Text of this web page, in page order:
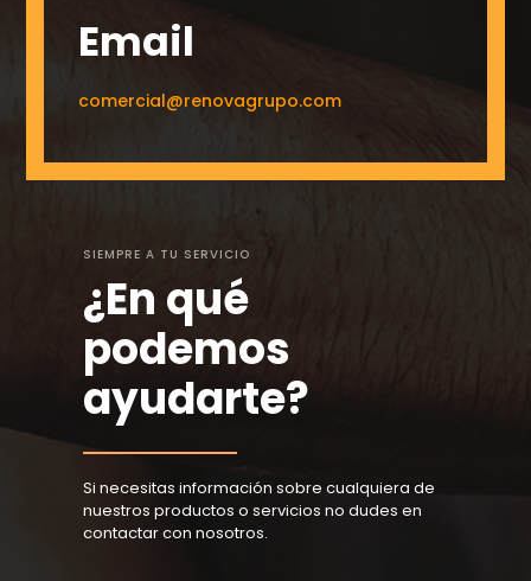
SIEMPRE A TU SERVICIO
¿En qué
podemos
ayudarte?
Si necesitas información sobre cualquiera de
nuestros productos o servicios no dudes en
contactar con nosotros.
Email
comercial@renovagrupo.com